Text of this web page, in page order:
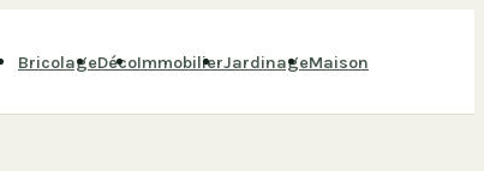
BricolageDécoImmobilierJardinageMaison